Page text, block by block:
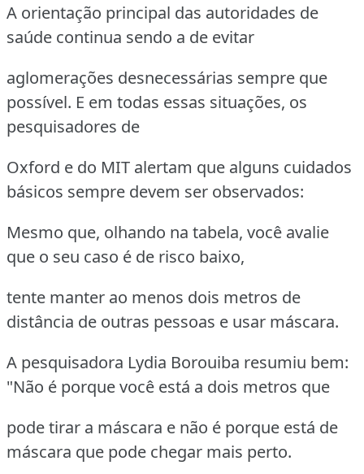
A orientação principal das autoridades de
saúde continua sendo a de evitar
aglomerações desnecessárias sempre que
possível. E em todas essas situações, os
pesquisadores de
Oxford e do MIT alertam que alguns cuidados
básicos sempre devem ser observados:
Mesmo que, olhando na tabela, você avalie
que o seu caso é de risco baixo,
tente manter ao menos dois metros de
distância de outras pessoas e usar máscara.
A pesquisadora Lydia Borouiba resumiu bem:
"Não é porque você está a dois metros que
pode tirar a máscara e não é porque está de
máscara que pode chegar mais perto.